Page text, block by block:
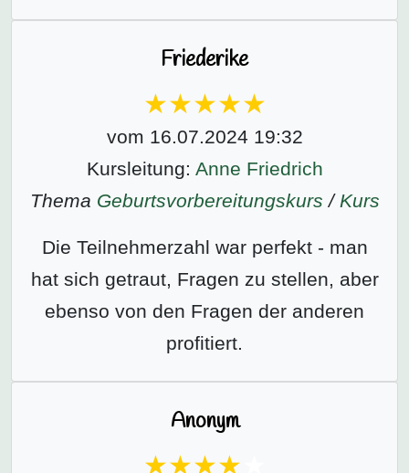
Friederike
vom 16.07.2024 19:32
Kursleitung: Anne Friedrich
Thema Geburtsvorbereitungs­kurs / Kurs
Die Teilnehmerzahl war perfekt - man
hat sich getraut, Fragen zu stellen, aber
ebenso von den Fragen der anderen
profitiert.
Anonym